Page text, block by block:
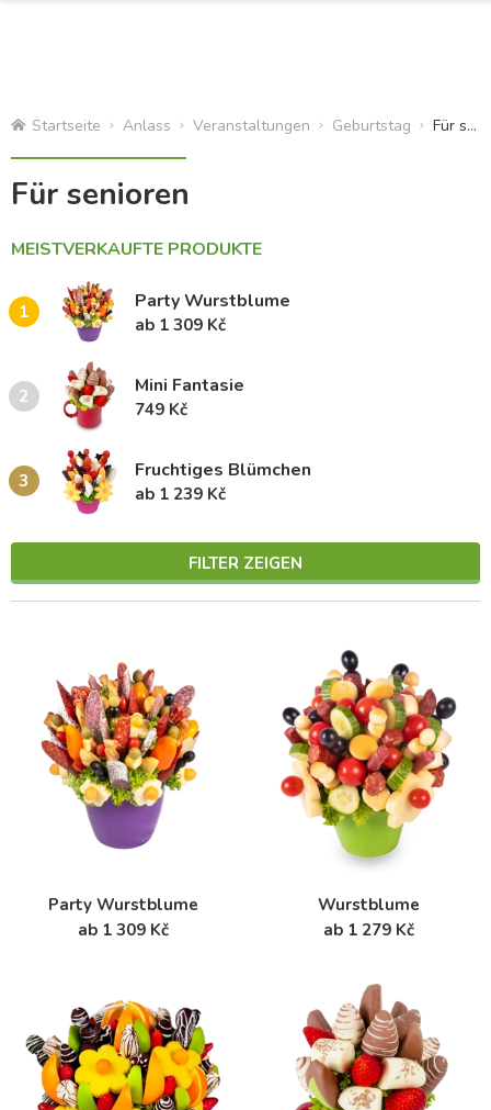
Startseite Anlass Veranstaltungen Geburtstag Für senioren
Für senioren
MEISTVERKAUFTE PRODUKTE
1 Party Wurstblume
ab 1 309 Kč
2 Mini Fantasie
749 Kč
3 Fruchtiges Blümchen
ab 1 239 Kč
FILTER ZEIGEN
Party Wurstblume
ab 1 309 Kč
Wurstblume
ab 1 279 Kč